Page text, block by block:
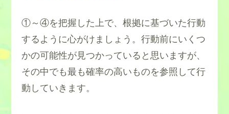
①～④を把握した上で、根拠に基づいた行動
するように心がけましょう。行動前にいくつ
かの可能性が見つかっていると思いますが、
その中でも最も確率の高いものを参照して行
動していきます。